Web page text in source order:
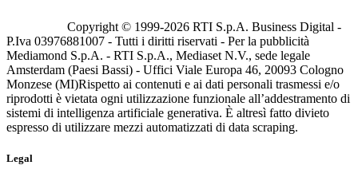
Copyright © 1999-2026 RTI S.p.A. Business Digital -
P.Iva 03976881007 - Tutti i diritti riservati - Per la pubblicità
Mediamond S.p.A. - RTI S.p.A., Mediaset N.V., sede legale
Amsterdam (Paesi Bassi) - Uffici Viale Europa 46, 20093 Cologno
Monzese (MI)Rispetto ai contenuti e ai dati personali trasmessi e/o
riprodotti è vietata ogni utilizzazione funzionale all’addestramento di
sistemi di intelligenza artificiale generativa. È altresì fatto divieto
espresso di utilizzare mezzi automatizzati di data scraping.
Legal